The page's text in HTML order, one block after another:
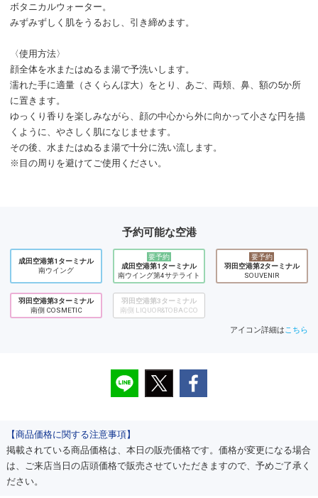
ボタニカルウォーター。
みずみずしく肌をうるおし、引き締めます。
〈使用方法〉
顔全体を水またはぬるま湯で予洗いします。
濡れた手に適量（さくらんぼ大）をとり、あご、両頬、鼻、額の5か所
に置きます。
ゆっくり香りを楽しみながら、顔の中心から外に向かって小さな円を描
くように、やさしく肌になじませます。
その後、水またはぬるま湯で十分に洗い流します。
※目の周りを避けてご使用ください。
予約可能な空港
成田空港第1ターミナル
南ウイング
要予約
成田空港第1ターミナル
南ウイング第4サテライト
要予約
羽田空港第2ターミナル
SOUVENIR
羽田空港第3ターミナル
南側 COSMETIC
羽田空港第3ターミナル
南側 LIQUOR&TOBACCO
アイコン詳細はこちら
【商品価格に関する注意事項】
掲載されている商品価格は、本日の販売価格です。価格が変更になる場合
は、ご来店当日の店頭価格で販売させていただきますので、予めご了承く
ださい。